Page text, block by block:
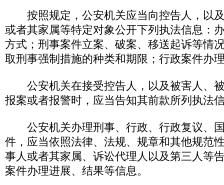
按照规定，公安机关应当向控告人，以
或者其家属等特定对象公开下列执法信息：
方式；刑事案件立案、破案、移送起诉等情
取刑事强制措施的种类和期限；行政案件办
公安机关在接受控告人，以及被害人、
报案或者报警时，应当告知其前款所列执法
公安机关办理刑事、行政、行政复议、
件，应当依照法律、法规、规章和其他规范
事人或者其家属、诉讼代理人以及第三人等
案件办理进展、结果等信息。